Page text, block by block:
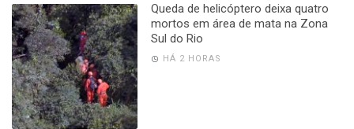
Queda de helicóptero deixa quatro
mortos em área de mata na Zona
Sul do Rio
HÁ 2 HORAS